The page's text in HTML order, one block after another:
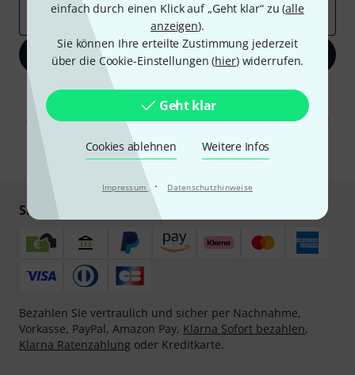
einfach durch einen Klick auf „Geht klar“ zu (alle
anzeigen).
Sie können Ihre erteilte Zustimmung jederzeit
über die Cookie-Einstellungen (hier) widerrufen.
Geht klar
Cookies ablehnen Weitere Infos
Impressum · Datenschutzhinweise
E-Mail-Adresse *
Jetzt anmelden
Mit Klick auf „Jetzt anmelden“ stimmen Sie dem Erhalt von E-Mail-
Werbung und einer Messung des E-Mail-Nutzungsverhaltens zu. Die
Abmeldung ist jederzeit möglich. Weitere Informationen finden Sie in
unseren
* Pflichtfeld
Sicher einkaufen & bezahlen
Bezahlen Sie vertraulich und sicher per Nachnahme,
Vorkasse, PayPal, Amazon Pay, Klarna Sofort bezahlen,
Klarna Ratenzahlung oder Kreditkarte.